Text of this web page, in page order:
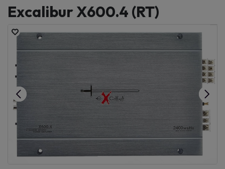
Excalibur X600.4 (RT)